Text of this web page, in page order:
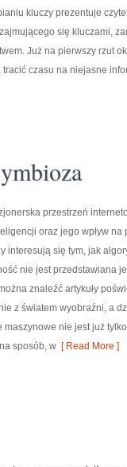
kluczy prezentuje
się kluczami,
Już na pierwszy rzut
czasu na niejasne
przestrzeń
oraz jego wpływ na
interesują się tym, jak
nie jest przedstawiana
znaleźć artykuły
z światem wyobraźni, a
nie jest już
sposób, w [ Read More ]